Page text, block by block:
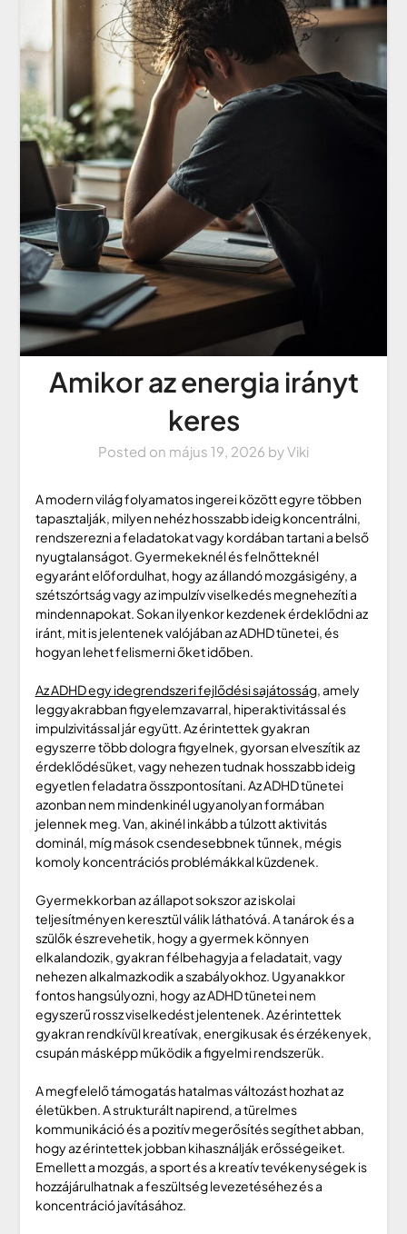
Amikor az energia irányt
keres
Posted on május 19, 2026 byViki
A modern világ folyamatos ingerei között egyre többen
tapasztalják, milyen nehéz hosszabb ideig koncentrálni,
rendszerezni a feladatokat vagy kordában tartani a belső
nyugtalanságot. Gyermekeknél és felnőtteknél
egyaránt előfordulhat, hogy az állandó mozgásigény, a
szétszórtság vagy az impulzív viselkedés megnehezíti a
mindennapokat. Sokan ilyenkor kezdenek érdeklődni az
iránt, mit is jelentenek valójában az ADHD tünetei, és
hogyan lehet felismerni őket időben.
Az ADHD egy idegrendszeri fejlődési sajátosság, amely
leggyakrabban figyelemzavarral, hiperaktivitással és
impulzivitással jár együtt. Az érintettek gyakran
egyszerre több dologra figyelnek, gyorsan elveszítik az
érdeklődésüket, vagy nehezen tudnak hosszabb ideig
egyetlen feladatra összpontosítani. Az ADHD tünetei
azonban nem mindenkinél ugyanolyan formában
jelennek meg. Van, akinél inkább a túlzott aktivitás
dominál, míg mások csendesebbnek tűnnek, mégis
komoly koncentrációs problémákkal küzdenek.
Gyermekkorban az állapot sokszor az iskolai
teljesítményen keresztül válik láthatóvá. A tanárok és a
szülők észrevehetik, hogy a gyermek könnyen
elkalandozik, gyakran félbehagyja a feladatait, vagy
nehezen alkalmazkodik a szabályokhoz. Ugyanakkor
fontos hangsúlyozni, hogy az ADHD tünetei nem
egyszerű rossz viselkedést jelentenek. Az érintettek
gyakran rendkívül kreatívak, energikusak és érzékenyek,
csupán másképp működik a figyelmi rendszerük.
A megfelelő támogatás hatalmas változást hozhat az
életükben. A strukturált napirend, a türelmes
kommunikáció és a pozitív megerősítés segíthet abban,
hogy az érintettek jobban kihasználják erősségeiket.
Emellett a mozgás, a sport és a kreatív tevékenységek is
hozzájárulhatnak a feszültség levezetéséhez és a
koncentráció javításához.